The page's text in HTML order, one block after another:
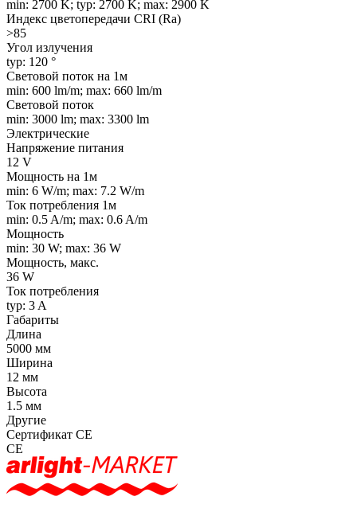
min: 2700 K; typ: 2700 K; max: 2900 K
Индекс цветопередачи CRI (Ra)
>85
Угол излучения
typ: 120 °
Световой поток на 1м
min: 600 lm/m; max: 660 lm/m
Световой поток
min: 3000 lm; max: 3300 lm
Электрические
Напряжение питания
12 V
Мощность на 1м
min: 6 W/m; max: 7.2 W/m
Ток потребления 1м
min: 0.5 A/m; max: 0.6 A/m
Мощность
min: 30 W; max: 36 W
Мощность, макс.
36 W
Ток потребления
typ: 3 A
Габариты
Длина
5000 мм
Ширина
12 мм
Высота
1.5 мм
Другие
Сертификат CE
CE